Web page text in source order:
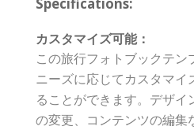
カスタマイズ可能：
この旅行フォトブックテ
ニーズに応じてカスタマイ
ることができます。デザイ
の変更、コンテンツの編集